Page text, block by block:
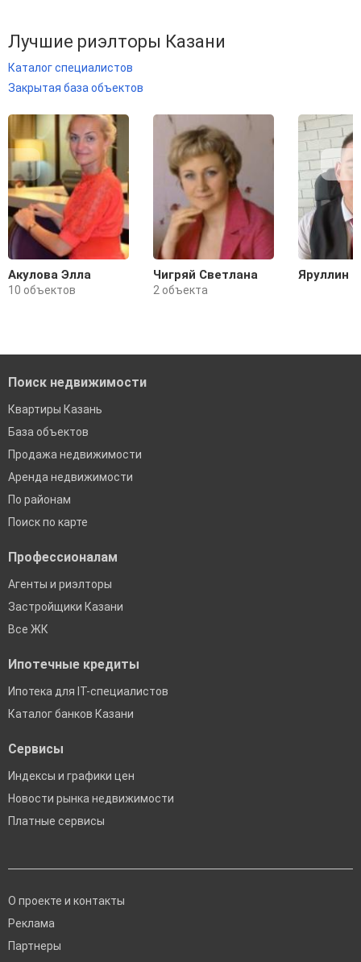
Лучшие риэлторы Казани
Каталог специалистов
Закрытая база объектов
Акулова Элла
10 объектов
Чигряй Светлана
2 объекта
Яруллин
Поиск недвижимости
Квартиры Казань
База объектов
Продажа недвижимости
Аренда недвижимости
По районам
Поиск по карте
Профессионалам
Агенты и риэлторы
Застройщики Казани
Все ЖК
Ипотечные кредиты
Ипотека для IT-специалистов
Каталог банков Казани
Сервисы
Индексы и графики цен
Новости рынка недвижимости
Платные сервисы
О проекте и контакты
Реклама
Партнеры